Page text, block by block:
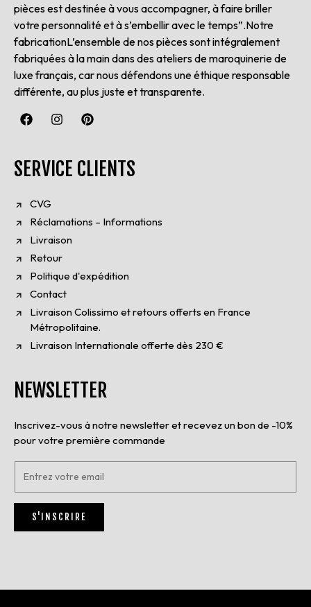
pièces est destinée à vous accompagner, à faire briller
votre personnalité et à s’embellir avec le temps”.Notre
fabricationL’ensemble de nos pièces sont intégralement
fabriquées à la main dans des ateliers de maroquinerie de
luxe français, car nous défendons une éthique responsable
différente, au plus juste et transparente.
SERVICE CLIENTS
CVG
Réclamations – Informations
Livraison
Retour
Politique d'expédition
Contact
Livraison Colissimo et retours offerts en France
Métropolitaine.
Livraison Internationale offerte dès 230 €
NEWSLETTER
Inscrivez-vous à notre newsletter et recevez un bon de -10%
pour votre première commande
E
t
r
z
S'INSCRIRE